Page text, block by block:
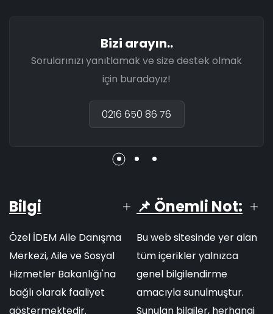
Bizi arayın..
Sorularınızı yanıtlamak ve size destek olmak
için buradayız!
0216 650 86 76
Bilgi
Özel İDEM Aile Danışma
Merkezi, Aile ve Sosyal
Hizmetler Bakanlığı'na
bağlı olarak faaliyet
göstermektedir.
📌 Önemli Not:
Bu web sitesinde yer alan
tüm içerikler yalnızca
genel bilgilendirme
amacıyla sunulmuştur.
Sunulan bilgiler, herhangi